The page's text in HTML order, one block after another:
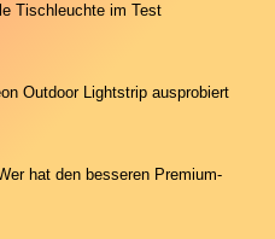
Tischleuchte im Test
Outdoor Lightstrip ausprobiert
hat den besseren Premium-